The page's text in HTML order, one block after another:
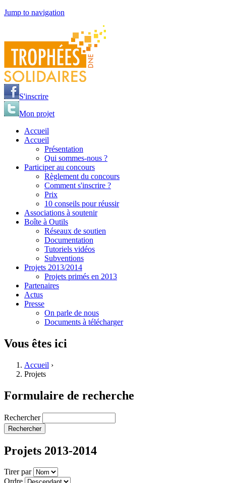
Jump to navigation
S'inscrire
Mon projet
Accueil
Accueil
Présentation
Qui sommes-nous ?
Participer au concours
Règlement du concours
Comment s'inscrire ?
Prix
10 conseils pour réussir
Associations à soutenir
Boîte à Outils
Réseaux de soutien
Documentation
Tutoriels vidéos
Subventions
Projets 2013/2014
Projets primés en 2013
Partenaires
Actus
Presse
On parle de nous
Documents à télécharger
Vous êtes ici
Accueil ›
Projets
Formulaire de recherche
Rechercher
Projets 2013-2014
Tirer par